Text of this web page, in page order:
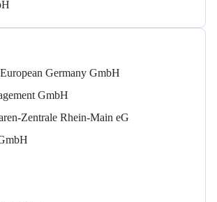
Germany GmbH
GmbH
Zentrale Rhein-Main eG